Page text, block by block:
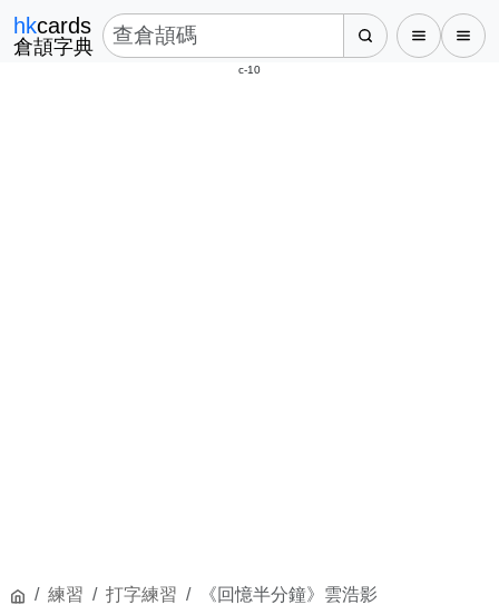
hkcards
倉頡字典
c-10
練習 打字練習 《回憶半分鐘》雲浩影